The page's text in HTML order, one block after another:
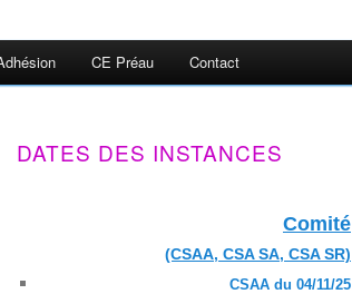
CE Préau Contact
DATES DES INSTANCES
Comité
(CSAA, CSA SA, CSA SR)
CSAA du 04/11/25